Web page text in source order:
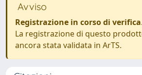
Avviso
Registrazione in corso di verifica.
La registrazione di questo
ancora stata validata in ArTS.